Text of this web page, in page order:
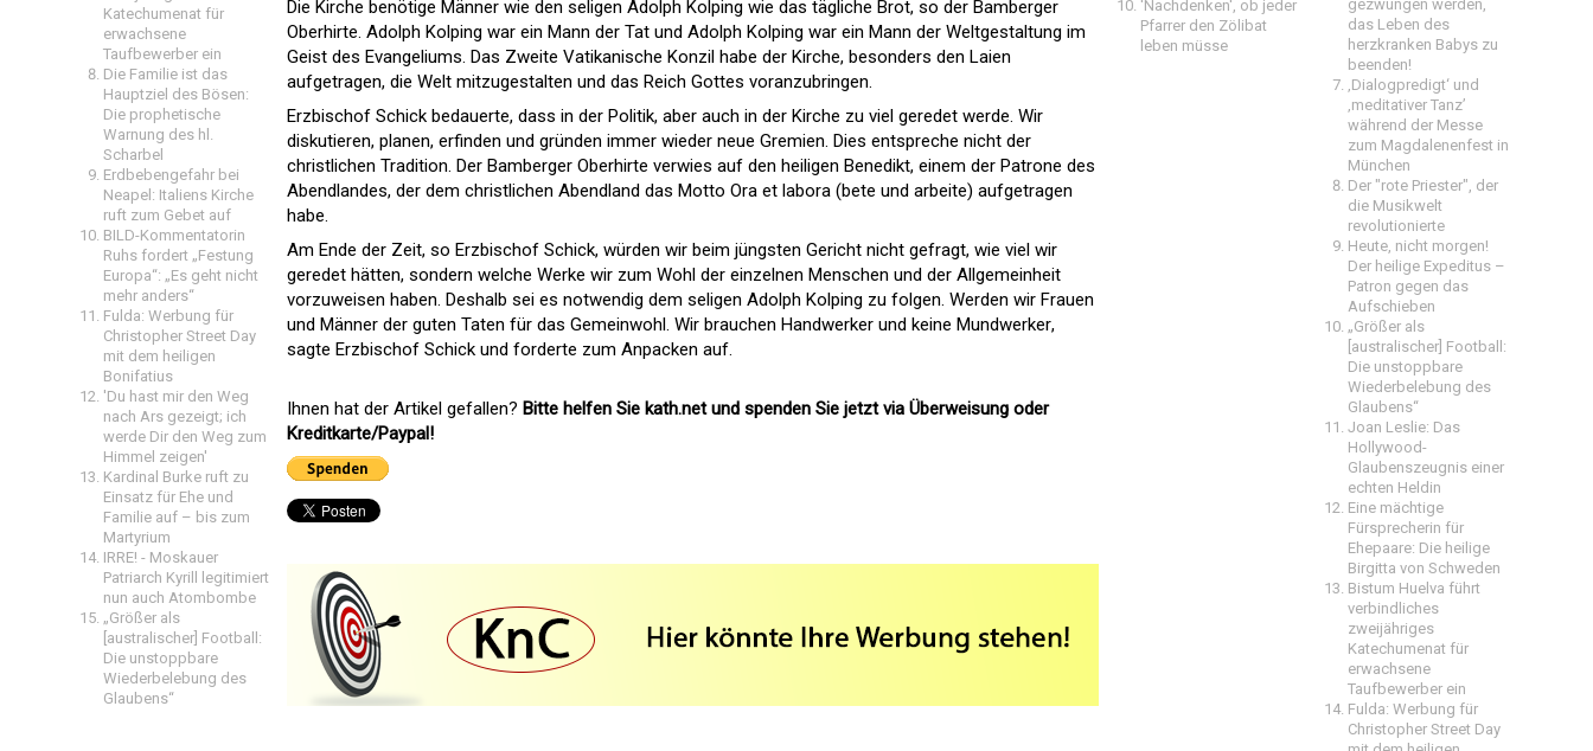
Katechumenat für
erwachsene
Taufbewerber ein
Die Familie ist das
Hauptziel des Bösen:
Die prophetische
Warnung des hl.
Scharbel
Erdbebengefahr bei
Neapel: Italiens Kirche
ruft zum Gebet auf
BILD-Kommentatorin
Ruhs fordert „Festung
Europa“: „Es geht nicht
mehr anders“
Fulda: Werbung für
Christopher Street Day
mit dem heiligen
Bonifatius
'Du hast mir den Weg
nach Ars gezeigt; ich
werde Dir den Weg zum
Himmel zeigen'
Kardinal Burke ruft zu
Einsatz für Ehe und
Familie auf – bis zum
Martyrium
IRRE! - Moskauer
Patriarch Kyrill legitimiert
nun auch Atombombe
„Größer als
[australischer] Football:
Die unstoppbare
Wiederbelebung des
Glaubens“
Die Kirche benötige Männer wie den seligen Adolph Kolping wie das tägliche Brot, so der Bamberger
Oberhirte. Adolph Kolping war ein Mann der Tat und Adolph Kolping war ein Mann der Weltgestaltung im
Geist des Evangeliums. Das Zweite Vatikanische Konzil habe der Kirche, besonders den Laien
aufgetragen, die Welt mitzugestalten und das Reich Gottes voranzubringen.
Erzbischof Schick bedauerte, dass in der Politik, aber auch in der Kirche zu viel geredet werde. Wir
diskutieren, planen, erfinden und gründen immer wieder neue Gremien. Dies entspreche nicht der
christlichen Tradition. Der Bamberger Oberhirte verwies auf den heiligen Benedikt, einem der Patrone des
Abendlandes, der dem christlichen Abendland das Motto Ora et labora (bete und arbeite) aufgetragen
habe.
Am Ende der Zeit, so Erzbischof Schick, würden wir beim jüngsten Gericht nicht gefragt, wie viel wir
geredet hätten, sondern welche Werke wir zum Wohl der einzelnen Menschen und der Allgemeinheit
vorzuweisen haben. Deshalb sei es notwendig dem seligen Adolph Kolping zu folgen. Werden wir Frauen
und Männer der guten Taten für das Gemeinwohl. Wir brauchen Handwerker und keine Mundwerker,
sagte Erzbischof Schick und forderte zum Anpacken auf.
Ihnen hat der Artikel gefallen? Bitte helfen Sie kath.net und spenden Sie jetzt via Überweisung oder
Kreditkarte/Paypal!
'Nachdenken', ob jeder
Pfarrer den Zölibat
leben müsse
gezwungen werden,
das Leben des
herzkranken Babys zu
beenden!
‚Dialogpredigt‘ und
‚meditativer Tanz’
während der Messe
zum Magdalenenfest in
München
Der "rote Priester", der
die Musikwelt
revolutionierte
Heute, nicht morgen!
Der heilige Expeditus –
Patron gegen das
Aufschieben
„Größer als
[australischer] Football:
Die unstoppbare
Wiederbelebung des
Glaubens“
Joan Leslie: Das
Hollywood-
Glaubenszeugnis einer
echten Heldin
Eine mächtige
Fürsprecherin für
Ehepaare: Die heilige
Birgitta von Schweden
Bistum Huelva führt
verbindliches
zweijähriges
Katechumenat für
erwachsene
Taufbewerber ein
Fulda: Werbung für
Christopher Street Day